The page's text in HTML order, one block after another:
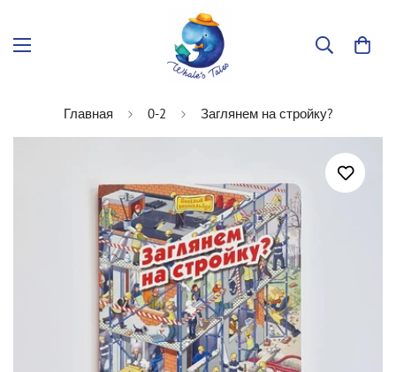
Главная 0-2 Заглянем на стройку?